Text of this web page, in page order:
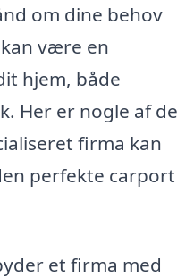
om dine behov
være en
hjem, både
Her er nogle af de
firma kan
perfekte carport
et firma med